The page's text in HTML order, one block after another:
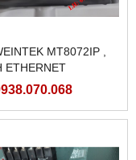
MT8072IP ,
ETHERNET